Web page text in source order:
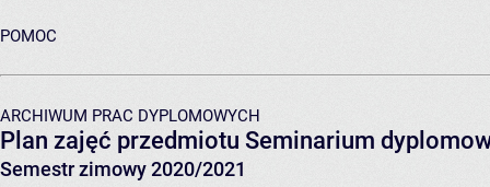
POMOC
ARCHIWUM PRAC DYPLOMOWYCH
Plan zajęć przedmiotu Seminarium
Semestr zimowy 2020/2021